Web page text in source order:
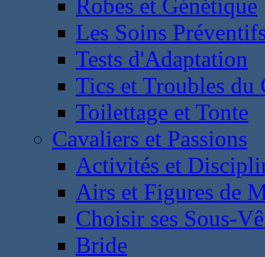
Robes et Génétique
Les Soins
Tests d'Adaptation
Tics et Troubles du
Toilettage et Tonte
Cavaliers et Passions
Activités et
Airs et Figures de
Choisir ses Sous-
Bride